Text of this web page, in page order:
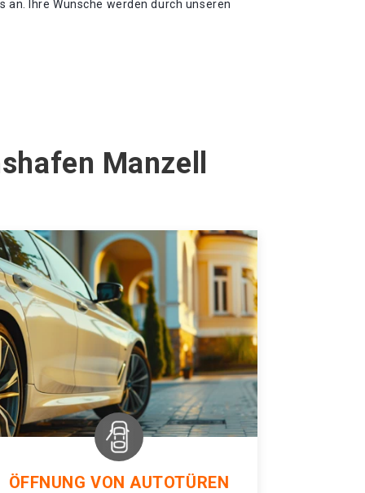
an. Ihre Wünsche werden durch unseren
Manzell
ÖFFNUNG VON AUTOTÜREN